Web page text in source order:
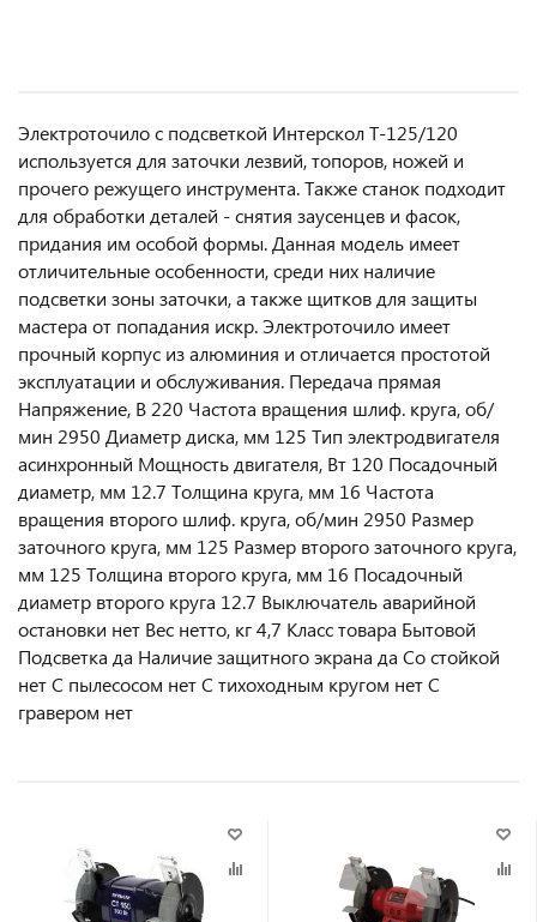
Электроточило с подсветкой Интерскол Т-125/120
используется для заточки лезвий, топоров, ножей и
прочего режущего инструмента. Также станок подходит
для обработки деталей - снятия заусенцев и фасок,
придания им особой формы. Данная модель имеет
отличительные особенности, среди них наличие
подсветки зоны заточки, а также щитков для защиты
мастера от попадания искр. Электроточило имеет
прочный корпус из алюминия и отличается простотой
эксплуатации и обслуживания. Передача прямая
Напряжение, В 220 Частота вращения шлиф. круга, об/
мин 2950 Диаметр диска, мм 125 Тип электродвигателя
асинхронный Мощность двигателя, Вт 120 Посадочный
диаметр, мм 12.7 Толщина круга, мм 16 Частота
вращения второго шлиф. круга, об/мин 2950 Размер
заточного круга, мм 125 Размер второго заточного круга,
мм 125 Толщина второго круга, мм 16 Посадочный
диаметр второго круга 12.7 Выключатель аварийной
остановки нет Вес нетто, кг 4,7 Класс товара Бытовой
Подсветка да Наличие защитного экрана да Со стойкой
нет С пылесосом нет С тихоходным кругом нет С
гравером нет